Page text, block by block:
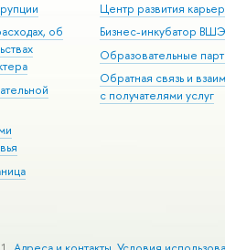
об
Центр развития
Бизнес-инкубатор ВШЭ
Образовательные
Обратная связь и
с получателями услуг